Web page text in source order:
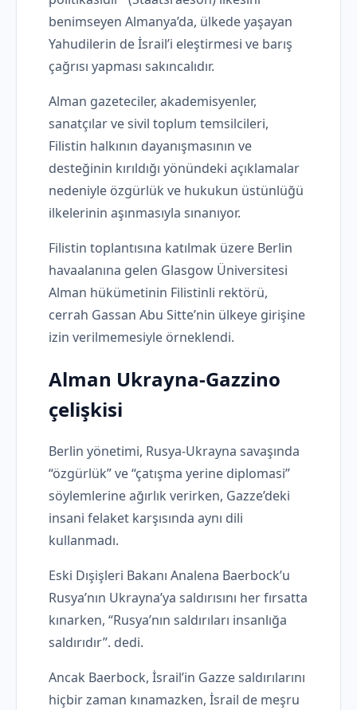
benimseyen Almanya’da, ülkede yaşayan
Yahudilerin de İsrail’i eleştirmesi ve barış
çağrısı yapması sakıncalıdır.
Alman gazeteciler, akademisyenler,
sanatçılar ve sivil toplum temsilcileri,
Filistin halkının dayanışmasının ve
desteğinin kırıldığı yönündeki açıklamalar
nedeniyle özgürlük ve hukukun üstünlüğü
ilkelerinin aşınmasıyla sınanıyor.
Filistin toplantısına katılmak üzere Berlin
havaalanına gelen Glasgow Üniversitesi
Alman hükümetinin Filistinli rektörü,
cerrah Gassan Abu Sitte’nin ülkeye girişine
izin verilmemesiyle örneklendi.
Alman Ukrayna-Gazzino
çelişkisi
Berlin yönetimi, Rusya-Ukrayna savaşında
“özgürlük” ve “çatışma yerine diplomasi”
söylemlerine ağırlık verirken, Gazze’deki
insani felaket karşısında aynı dili
kullanmadı.
Eski Dışişleri Bakanı Analena Baerbock’u
Rusya’nın Ukrayna’ya saldırısını her fırsatta
kınarken, “Rusya’nın saldırıları insanlığa
saldırıdır”. dedi.
Ancak Baerbock, İsrail’in Gazze saldırılarını
hiçbir zaman kınamazken, İsrail de meşru